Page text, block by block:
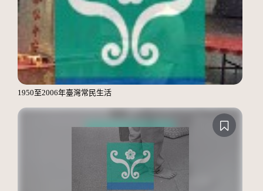
1950至2006年臺灣常民生活